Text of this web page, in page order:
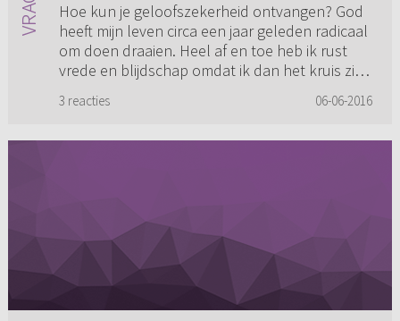
Hoe kun je geloofszekerheid ontvangen? God
heeft mijn leven circa een jaar geleden radicaal
om doen draaien. Heel af en toe heb ik rust
vrede en blijdschap omdat ik dan het kruis zie,
3 reacties 06-06-2016